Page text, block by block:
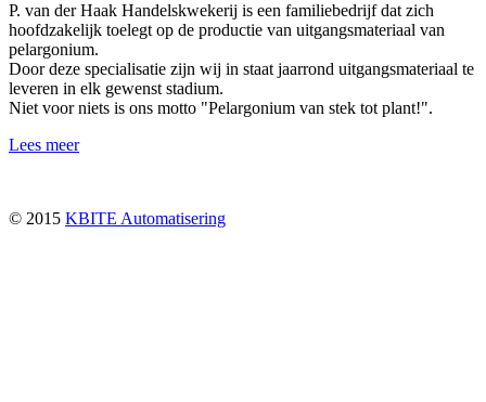
P. van der Haak Handelskwekerij is een familiebedrijf dat zich
hoofdzakelijk toelegt op de productie van uitgangsmateriaal van
pelargonium.
Door deze specialisatie zijn wij in staat jaarrond uitgangsmateriaal te
leveren in elk gewenst stadium.
Niet voor niets is ons motto "Pelargonium van stek tot plant!".
Lees meer
© 2015 KBITE Automatisering